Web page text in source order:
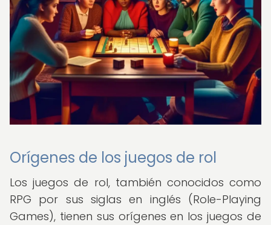
Orígenes de los juegos de rol
Los juegos de rol, también conocidos como
RPG por sus siglas en inglés (Role-Playing
Games), tienen sus orígenes en los juegos de